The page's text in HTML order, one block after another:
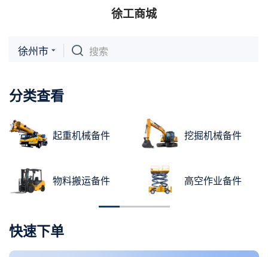
徐工商城
徐州市 搜索
分类查看
起重机械备件
物料搬运备件
挖掘机械备件
高空作业备件
快速下单